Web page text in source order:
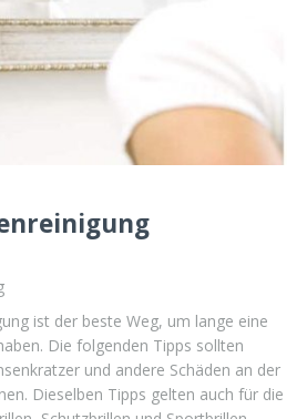
ist der beste Weg, um lange eine
Die folgenden Tipps sollten
und andere Schäden an der
Dieselben Tipps gelten auch für die